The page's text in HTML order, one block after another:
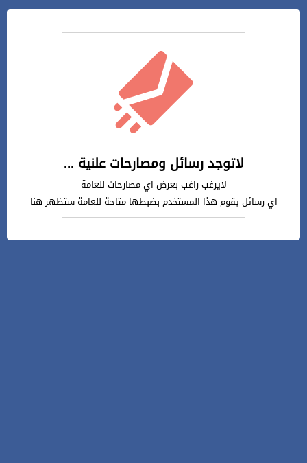
لاتوجد رسائل ومصارحات علنية ...
لايرغب راغب بعرض اي مصارحات للعامة
اي رسائل يقوم هذا المستخدم بضبطها متاحة للعامة ستظهر هنا